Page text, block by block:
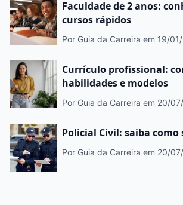
Faculdade de 2 anos:
cursos rápidos
Por Guia da Carreira em 19/
Currículo profissional:
habilidades e modelos
Por Guia da Carreira em 20/
Policial Civil: saiba
Por Guia da Carreira em 20/